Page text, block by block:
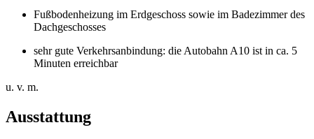
Fußbodenheizung im Erdgeschoss sowie im Badezimmer des
Dachgeschosses
sehr gute Verkehrsanbindung: die Autobahn A10 ist in ca. 5
Minuten erreichbar
u. v. m.
Ausstattung